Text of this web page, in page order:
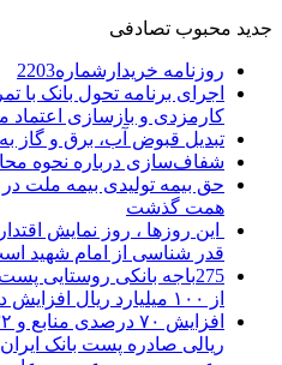
جدید محبوب تصادفی
روزنامه خریدارشماره2203
اجرای برنامه تحول بانک با
کارمزدی و بازسازی اعتماد
تبدیل قبوض آب، برق و گاز به
شفاف‌سازی درباره نحوه
همت گذشت
این روزها ، روز نمایش
قدر شناسی از امام شهید
275باجه بانکی روستایی
از ۱۰۰ میلیارد ریال افزایش دادند
ریالی صادره پست بانک ایران